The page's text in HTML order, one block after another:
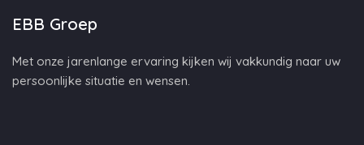
EBB Groep
Met onze jarenlange ervaring kijken wij vakkundig naar uw
persoonlijke situatie en wensen.